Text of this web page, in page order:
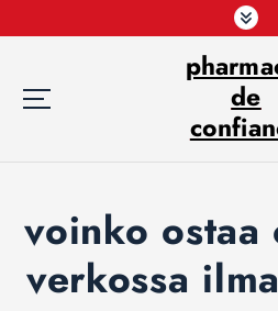
k
de
voinko ostaa
verkossa